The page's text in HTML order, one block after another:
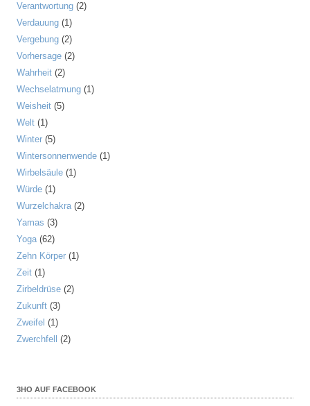
Verantwortung (2)
Verdauung (1)
Vergebung (2)
Vorhersage (2)
Wahrheit (2)
Wechselatmung (1)
Weisheit (5)
Welt (1)
Winter (5)
Wintersonnenwende (1)
Wirbelsäule (1)
Würde (1)
Wurzelchakra(2)
Yamas (3)
Yoga(62)
Zehn Körper (1)
Zeit (1)
Zirbeldrüse (2)
Zukunft (3)
Zweifel (1)
Zwerchfell
(2)
3HO AUF FACEBOOK